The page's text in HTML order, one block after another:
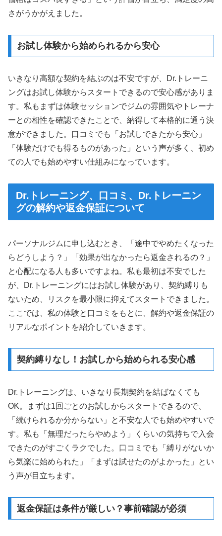
さがうかがえました。
お試し体験から始められるから安心
いきなり高額な契約を結ぶのは不安ですが、Dr.トレーニ
ングはお試し体験からスタートできるので安心感がありま
す。私もまずは体験セッションでジムの雰囲気やトレーナ
ーとの相性を確認できたことで、納得して本格的に通う決
意ができました。口コミでも「お試しできたから安心」
「体験だけでも得るものがあった」という声が多く、初め
ての人でも始めやすい仕組みになっています。
Dr.トレーニング、口コミ、Dr.トレーニン
グの解約や返金保証について
パーソナルジムに申し込むとき、「途中でやめたくなった
らどうしよう？」「効果が出なかったら返金されるの？」
と心配になる人も多いですよね。私も最初は不安でした
が、Dr.トレーニングにはお試し体験があり、契約縛りも
ないため、リスクを最小限に抑えてスタートできました。
ここでは、私の体験と口コミをもとに、解約や返金保証の
リアルなポイントを紹介していきます。
契約縛りなし！お試しから始められる安心感
Dr.トレーニングは、いきなり長期契約を結ばなくても
OK。まずは1回ごとのお試しからスタートできるので、
「続けられるか分からない」と不安な人でも始めやすいで
す。私も「無理だったらやめよう」くらいの気持ちで入会
できたのがすごくラクでした。口コミでも「縛りがないか
ら気楽に始められた」「まずは試せたのがよかった」とい
う声が目立ちます。
返金保証は条件が厳しい？事前確認が必須